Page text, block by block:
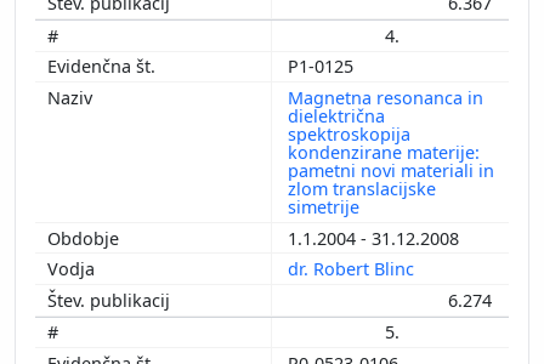
4.
P1-0125
Magnetna resonanca in
dielektrična
spektroskopija
kondenzirane materije:
pametni novi materiali in
zlom translacijske
simetrije
1.1.2004 - 31.12.2008
dr. Robert Blinc
6.274
5.